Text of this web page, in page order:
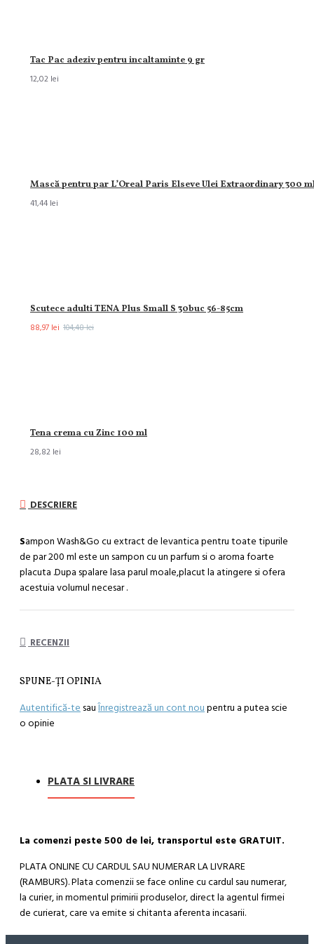
Tac Pac adeziv pentru incaltaminte 9 gr
12,02 lei
Mască pentru par L’Oreal Paris Elseve Ulei Extraordinary 300
41,44 lei
Scutece adulti TENA Plus Small S 30buc 56-85cm
88,97 lei 104,48 lei
Tena crema cu Zinc 100 ml
28,82 lei
DESCRIERE
Sampon Wash&Go cu extract de levantica pentru toate tipurile
de par 200 ml este un sampon cu un parfum si o aroma foarte
placuta .Dupa spalare lasa parul moale,placut la atingere si ofera
acestuia volumul necesar .
RECENZII
SPUNE-ŢI OPINIA
Autentifică-te sauÎnregistrează un cont nou pentru a putea scie
o opinie
PLATA SI LIVRARE
La comenzi peste 500 de lei, transportul este GRATUIT.
PLATA ONLINE CU CARDUL SAU NUMERAR LA LIVRARE
(RAMBURS). Plata comenzii se face online cu cardul sau numerar,
la curier, in momentul primirii produselor, direct la agentul firmei
de curierat, care va emite si chitanta aferenta incasarii.
Cum se face livrarea produselor: